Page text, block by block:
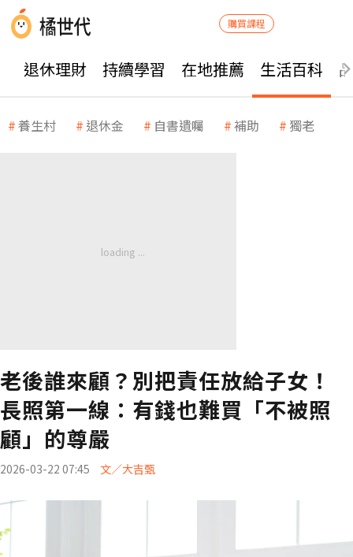
購買課程
退休理財 持續學習 在地推薦 生活百科
養生村 退休金 自書遺囑 補助 獨老
老後誰來顧？別把責任放給子女！
長照第一線：有錢也難買「不被照
顧」的尊嚴
2026-03-22 07:45 文／大吉甄